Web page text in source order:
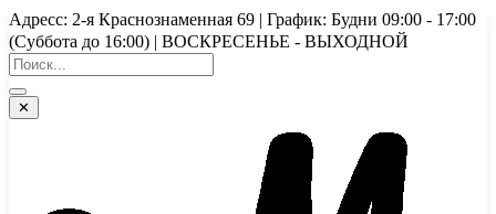
Перейти
к
содержимому
Адресс: 2-я Краснознаменная 69 | График: Будни 09:00 - 17:00
(Суббота до 16:00) | ВОСКРЕСЕНЬЕ - ВЫХОДНОЙ
✕